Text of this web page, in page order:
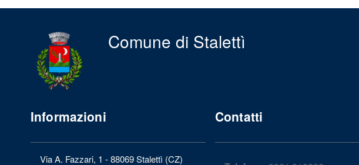
Comune di Stalettì
Informazioni
Via A. Fazzari, 1 - 88069 Stalettì (CZ)
Contatti